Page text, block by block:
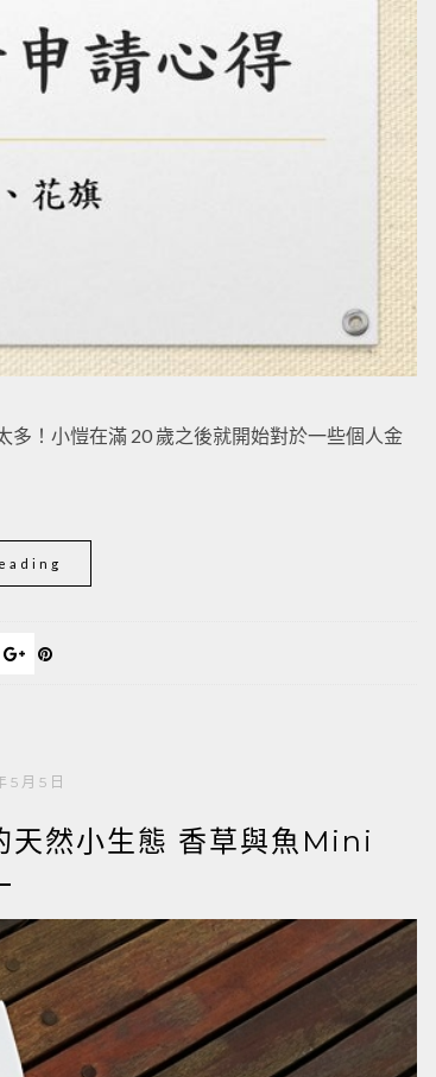
！小愷在滿 20 歲之後就開始對於一些個人金
5 月 5 日
天然小生態 香草與魚Mini